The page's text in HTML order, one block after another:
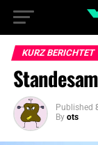
KURZ BERICHTET
Published
By ots